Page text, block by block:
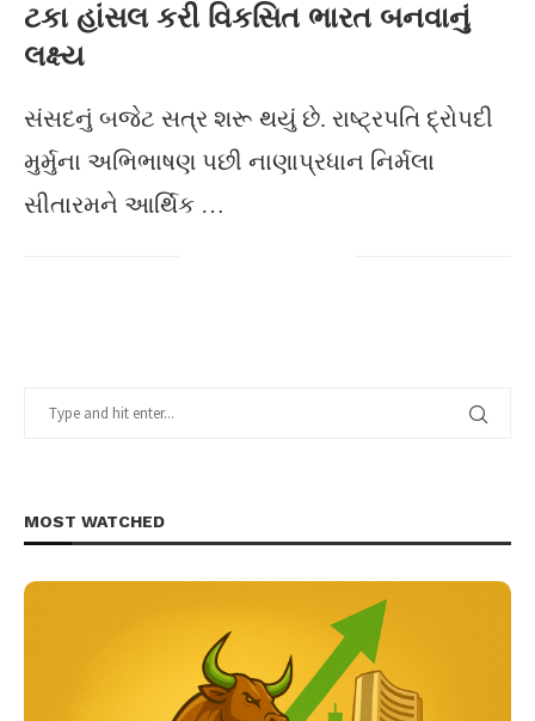
ટકા હાંસલ કરી વિકસિત ભારત બનવાનું
લક્ષ્ય
સંસદનું બજેટ સત્ર શરૂ થયું છે. રાષ્ટ્રપતિ દ્રોપદી
મુર્મુના અભિભાષણ પછી નાણાપ્રધાન નિર્મલા
સીતારમને આર્થિક …
MOST WATCHED